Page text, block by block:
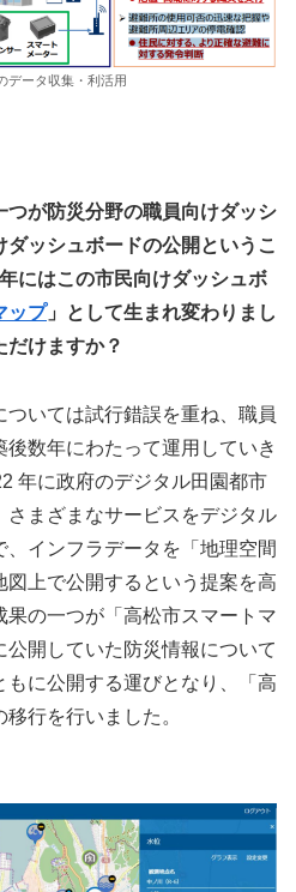
データ収集・利活用
が防災分野の職員向けダッシ
ッシュボードの公開というこ
にはこの市民向けダッシュボ
ップ」として生まれ変わりまし
だけますか？
いては試行錯誤を重ね、職員
数年にわたって運用していき
年に政府のデジタル田園都市
さまざまなサービスをデジタル
インフラデータを「地理空間
上で公開するという提案を高
の一つが「高松市スマートマ
公開していた防災情報について
もに公開する運びとなり、「高
行を行いました。